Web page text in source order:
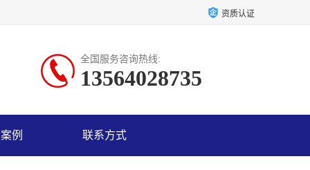
资质认证
全国服务咨询热线:
13564028735
例 联系方式